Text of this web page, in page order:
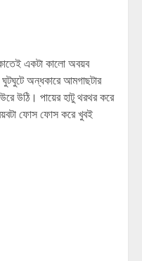
একটা কালো অবয়ব
অন্ধকারে আমগাছটার
উঠি। পায়ের হাটু থরথর করে
ফোস ফোস করে খুবই